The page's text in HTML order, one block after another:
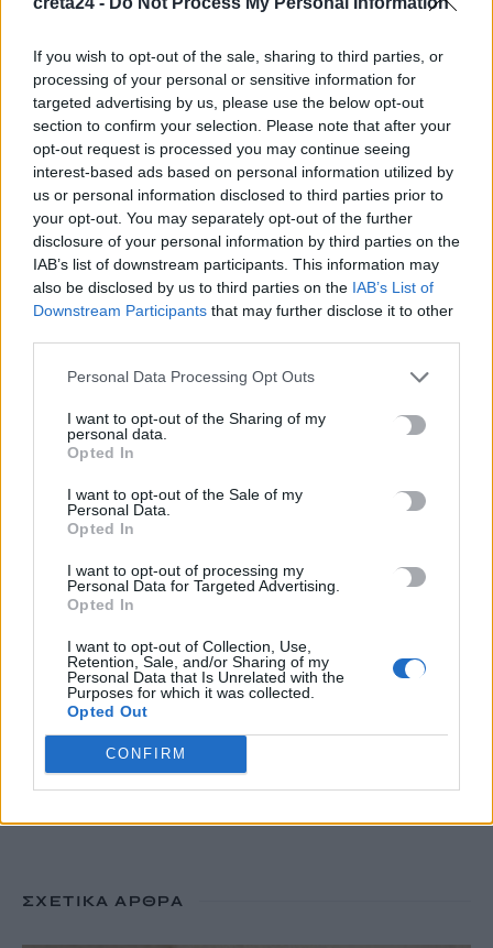
If you wish to opt-out of the sale, sharing to third parties, or
processing of your personal or sensitive information for
targeted advertising by us, please use the below opt-out
section to confirm your selection. Please note that after your
opt-out request is processed you may continue seeing
interest-based ads based on personal information utilized by
us or personal information disclosed to third parties prior to
your opt-out. You may separately opt-out of the further
disclosure of your personal information by third parties on the
IAB’s list of downstream participants. This information may
also be disclosed by us to third parties on the IAB’s List of
Downstream Participants that may further disclose it to other
Personal Data Processing Opt Outs
I want to opt-out of the Sharing of my
personal data.
Opted In
I want to opt-out of the Sale of my
Personal Data.
Opted In
I want to opt-out of processing my
Personal Data for Targeted Advertising.
Opted In
I want to opt-out of Collection, Use,
Retention, Sale, and/or Sharing of my
Personal Data that Is Unrelated with the
Purposes for which it was collected.
Opted Out
CONFIRM
10 Αυγούστου, 2026
«Σαλπάρουμε για Γυμνάσιο!»: Τριήμερο βιωματικό
εργαστήριο για μαθητές από το ΚΕΣΑΝ Ηρακλείου
Χανιά: Ναυαγοσώστης «πάλεψε» με τα κύματα για να σώσει
γυναίκα (βίντεο)
10 Αυγούστου, 2026
Σώθηκε από ένα… δέντρο
10 Αυγούστου, 2026
10 Αυγούστου, 2026
10 Αυγούστου, 2026
TRENDING
#ΛΙΜΑΝΙ ΗΡΑΚΛΕΙΟΥ #ΕΠΙΒΑΤΙΚΗ ΚΙΝΗΣΗ
ΚΕΣΑΝ ΗΡΑΚΛΕΙΟΥ
ΣΧΕΤΙΚΆ ΆΡΘΡΑ